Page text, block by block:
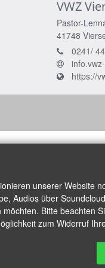
VWZ
Pastor-
41748
0241/
https://
unserer Website
Audios über
Bitte beachten
zum Widerruf